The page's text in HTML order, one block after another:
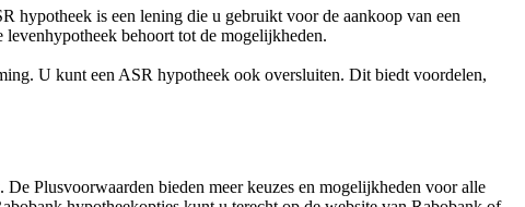
hypotheek is een lening die u gebruikt voor de aankoop van een
behoort tot de mogelijkheden.
U kunt een ASR hypotheek ook oversluiten. Dit biedt voordelen,
. De Plusvoorwaarden bieden meer keuzes en mogelijkheden voor alle